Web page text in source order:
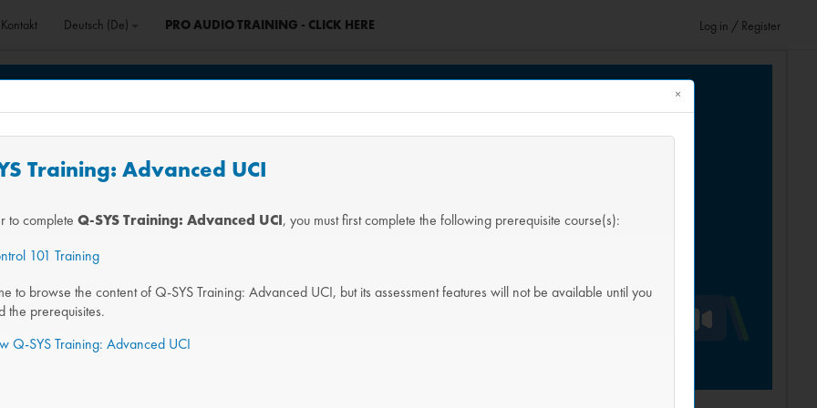
Kontakt Deutsch ‎(de)‎ PRO AUDIO TRAINING - CLICK HERE Log in / Register
×
Training: Advanced UCI
to complete Q-SYS Training: Advanced UCI, you must first complete the following prerequisite course(s):
101 Training
to browse the content of Q-SYS Training: Advanced UCI, but its assessment features will not be available until you
the prerequisites.
Q-SYS Training: Advanced UCI